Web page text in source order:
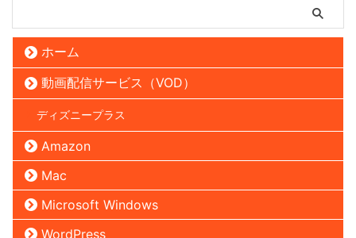
ホーム
動画配信サービス（VOD）
ディズニープラス
Amazon
Mac
Microsoft Windows
WordPress